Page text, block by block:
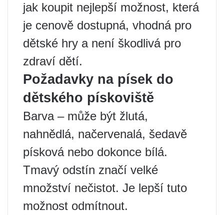
jak koupit nejlepší možnost, která
je cenově dostupná, vhodná pro
dětské hry a není škodlivá pro
zdraví dětí.
Požadavky na písek do
dětského pískoviště
Barva – může být žlutá,
nahnědlá, načervenalá, šedavě
písková nebo dokonce bílá.
Tmavý odstín značí velké
množství nečistot. Je lepší tuto
možnost odmítnout.